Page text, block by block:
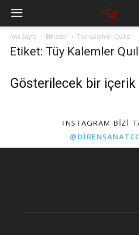
Ana Sayfa Etiketler Tüy Kalemler Quılls
Etiket: Tüy Kalemler
Gösterilecek bir içerik
INSTAGRAM BIZI